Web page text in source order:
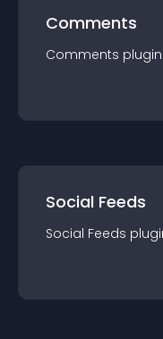
Comments
Comments plugin
Social Feeds
Social Feeds